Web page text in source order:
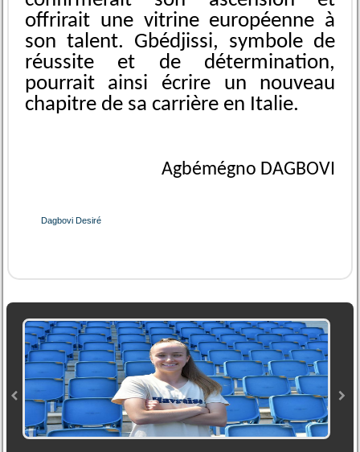
offrirait une vitrine européenne à
son talent. Gbédjissi, symbole de
réussite et de détermination,
pourrait ainsi écrire un nouveau
chapitre de sa carrière en Italie.
Agbémégno DAGBOVI
Dagbovi Desiré